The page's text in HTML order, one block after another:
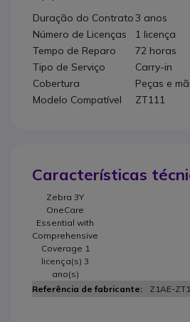
Duração do Contrato3 anos
Número de Licenças
1 licença
Tempo de Reparo
72 horas
Tipo de Serviço
Carry-in
Cobertura
Peças e
Modelo Compatível
ZT111
Características
Zebra 3Y
OneCare
Essential with
Comprehensive
Coverage 1
licença(s) 3
ano(s)
Z1AE-